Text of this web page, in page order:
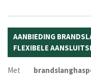
AANBIEDING
FLEXIBELE
Met